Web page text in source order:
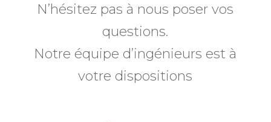
N’hésitez pas à nous poser vos
questions.
Notre équipe d’ingénieurs est à
votre dispositions